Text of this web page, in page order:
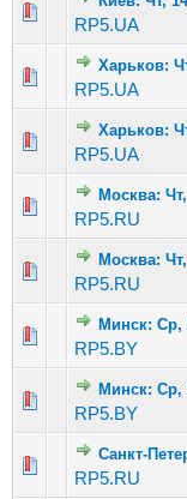
RP5.UA
Голосов: 3 -
Харьков:
RP5.UA
Голосов: 2 -
Харьков:
RP5.UA
Голосов: 2 -
Москва:
RP5.RU
Голосов: 5 -
Москва:
RP5.RU
Голосов: 3 -
Минск: Ср,
RP5.BY
Голосов: 17 -
Минск: Ср,
RP5.BY
Голосов: 3 -
Санкт-
RP5.RU
Голосов: 1 -